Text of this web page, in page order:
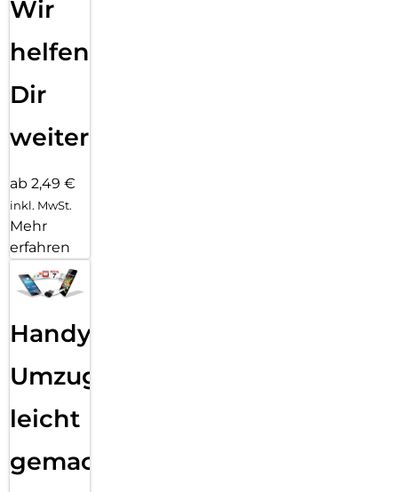
Wir
helfen
Dir
weiter
ab 2,49 €
inkl. MwSt.
Mehr
erfahren
Handy
Umzug
leicht
gemacht!